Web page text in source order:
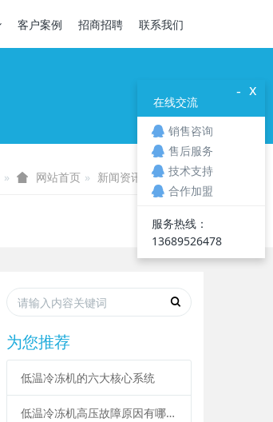
客户案例 招商招聘 联系我们
网站首页 新闻资讯 全国销售
为您推荐
低温冷冻机的六大核心系统
低温冷冻机高压故障原因有哪些？
x
-
在线交流
销售咨询
售后服务
技术支持
合作加盟
服务热线：
13689526478